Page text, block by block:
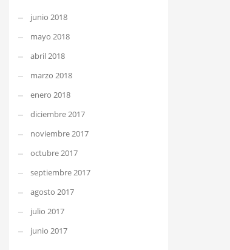
junio 2018
mayo 2018
abril 2018
marzo 2018
enero 2018
diciembre 2017
noviembre 2017
octubre 2017
septiembre 2017
agosto 2017
julio 2017
junio 2017